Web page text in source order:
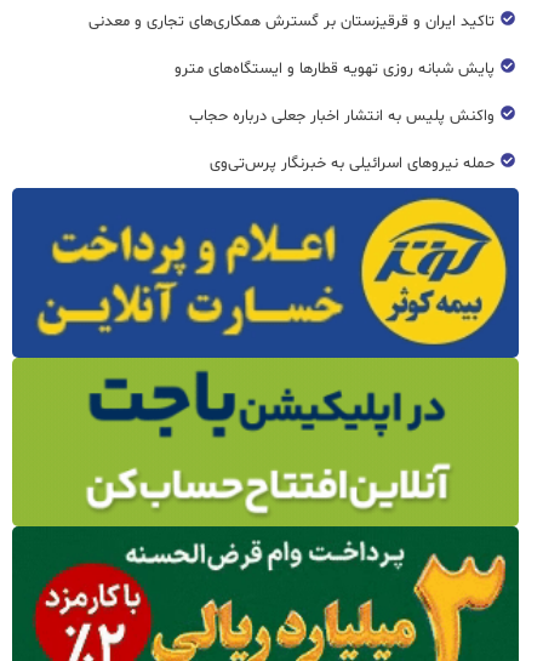
تاکید ایران و قرقیزستان بر گسترش همکاری‌های تجاری و معدنی
پایش شبانه روزی تهویه قطار‌ها و ایستگاه‌های مترو
واکنش پلیس به انتشار اخبار جعلی درباره حجاب
حمله نیروهای اسرائیلی به خبرنگار پرس‌تی‌وی